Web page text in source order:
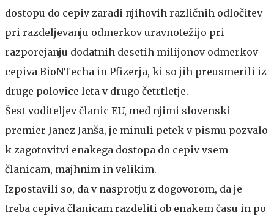
dostopu do cepiv zaradi njihovih različnih odločitev
pri razdeljevanju odmerkov uravnotežijo pri
razporejanju dodatnih desetih milijonov odmerkov
cepiva BioNTecha in Pfizerja, ki so jih preusmerili iz
druge polovice leta v drugo četrtletje.
Šest voditeljev članic EU, med njimi slovenski
premier Janez Janša, je minuli petek v pismu pozvalo
k zagotovitvi enakega dostopa do cepiv vsem
članicam, majhnim in velikim.
Izpostavili so, da v nasprotju z dogovorom, da je
treba cepiva članicam razdeliti ob enakem času in po